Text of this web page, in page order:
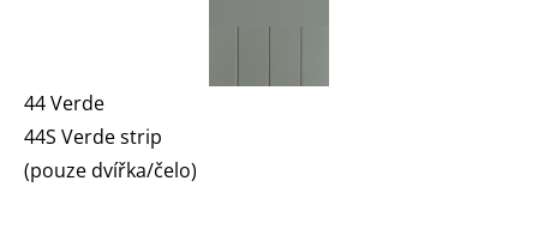
44 Verde
44S Verde strip
(pouze dvířka/čelo)